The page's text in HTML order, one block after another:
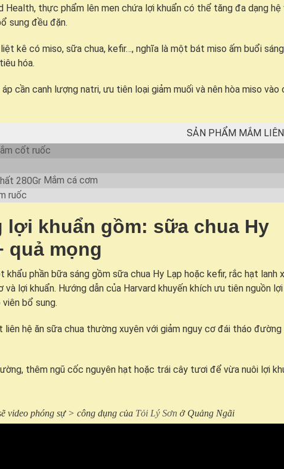
Health, thực phẩm lên men chứa lợi khuẩn có thể tăng đa dạng hệ
sung đều đặn.
kê có miso, sữa chua, kefir…, nghĩa là một bát miso ấm buổi
hóa.
cần canh lượng natri, ưu tiên loại giảm muối và nên hòa miso vào
SẢN PHẨM MẮM
cốt ruốc
Mắm cá cơm
ruốc
lợi khuẩn gồm: sữa chua Hy
quả mọng
khẩu phần bữa sáng gồm sữa chua Hy Lạp hoặc kefir, rắc hạt lanh
lợi khuẩn. Hướng dẫn của Harvard khuyến khích ưu tiên nguồn
bổ sung.
liên hệ ăn sữa chua thường xuyên với giảm nguy cơ đái tháo
thêm ngũ cốc nguyên hạt hoặc trái cây tươi để vừa nuôi lợi
video phóng sự > công dụng của Tỏi Lý Sơn ở Quảng Ngãi